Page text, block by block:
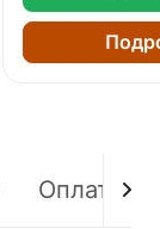
Оплата